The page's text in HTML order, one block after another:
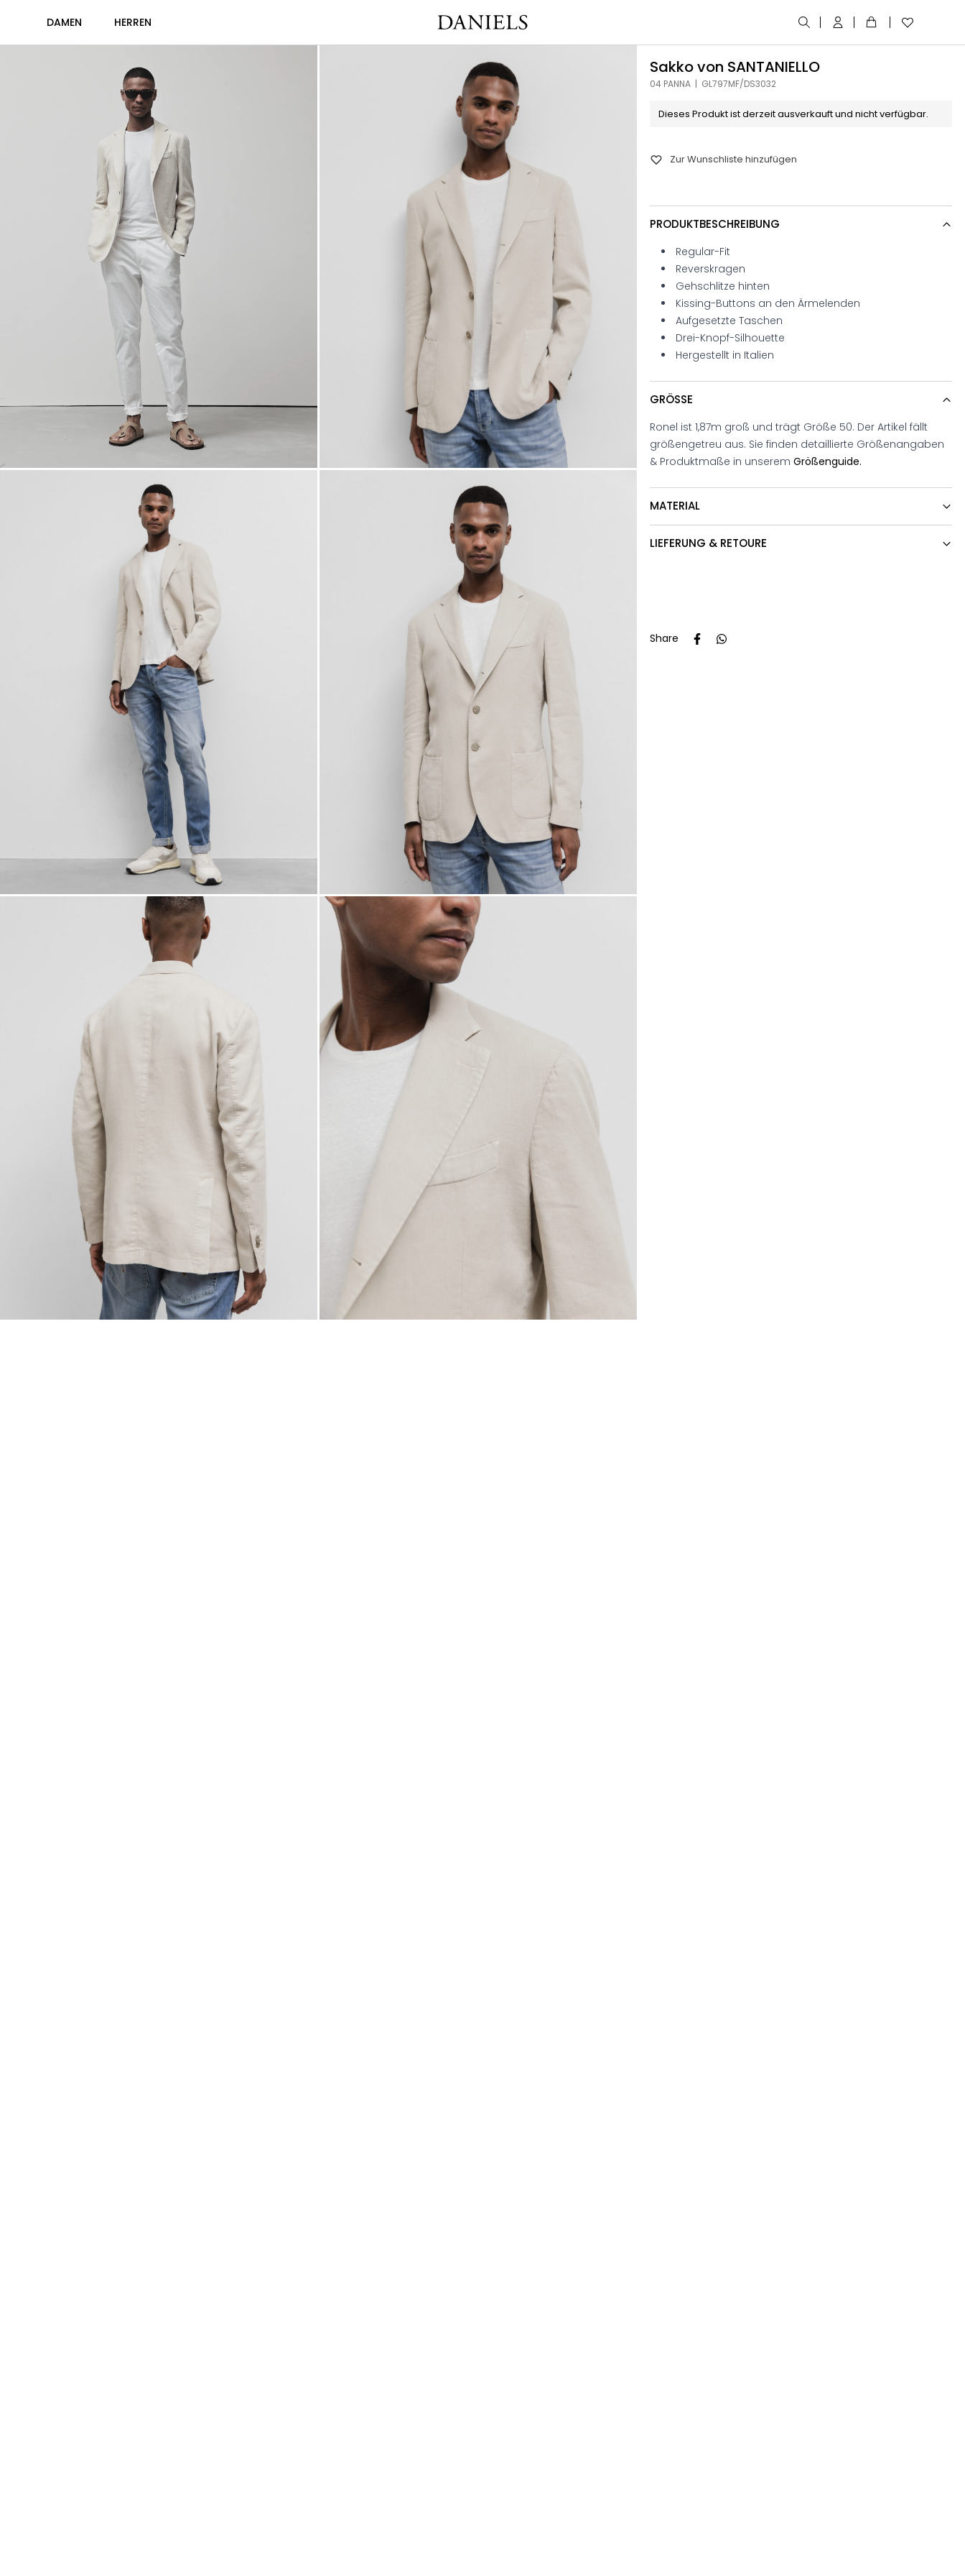
DAMEN HERREN
Sakko von SANTANIELLO
04 PANNA | GL797MF/DS3032
Dieses Produkt ist derzeit ausverkauft und nicht verfügbar.
Zur Wunschliste hinzufügen
PRODUKTBESCHREIBUNG
Regular-Fit
Reverskragen
Gehschlitze hinten
Kissing-Buttons an den Ärmelenden
Aufgesetzte Taschen
Drei-Knopf-Silhouette
Hergestellt in Italien
GRÖSSE
Ronel ist 1,87m groß und trägt Größe 50. Der Artikel fällt
größengetreu aus. Sie finden detaillierte Größenangaben
& Produktmaße in unseremGrößenguide.
MATERIAL
LIEFERUNG & RETOURE
Share